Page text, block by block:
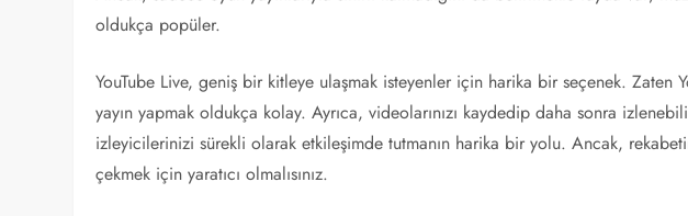
oldukça popüler.
YouTube Live, geniş bir kitleye ulaşmak isteyenler için harika bir seçenek. Zaten
yayın yapmak oldukça kolay. Ayrıca, videolarınızı kaydedip daha sonra
izleyicilerinizi sürekli olarak etkileşimde tutmanın harika bir yolu. Ancak,
çekmek için yaratıcı olmalısınız.